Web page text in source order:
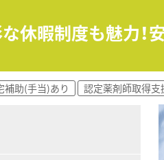
休暇制度も魅力！
補助(手当)あり 認定薬剤師取得支